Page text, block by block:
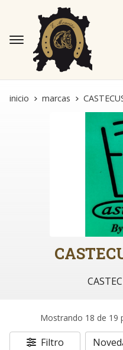
inicio marcas
Mostrando 18 de 19
Filtro